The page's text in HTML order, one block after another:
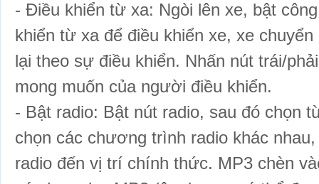
- Điều khiển từ xa: Ngòi lên xe, bật
khiển từ xa để điều khiển xe, xe
lại theo sự điều khiển. Nhấn nút trái/
mong muốn của người điều khiển.
- Bật radio: Bật nút radio, sau đó chọn
chọn các chương trình radio khác
radio đến vị trí chính thức. MP3 chèn